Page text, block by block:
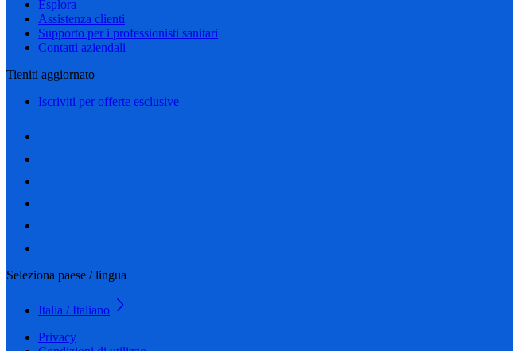
Esplora
Assistenza clienti
Supporto per i professionisti sanitari
Contatti aziendali
Tieniti aggiornato
Iscriviti per offerte esclusive
Seleziona paese / lingua
Italia / Italiano
Privacy